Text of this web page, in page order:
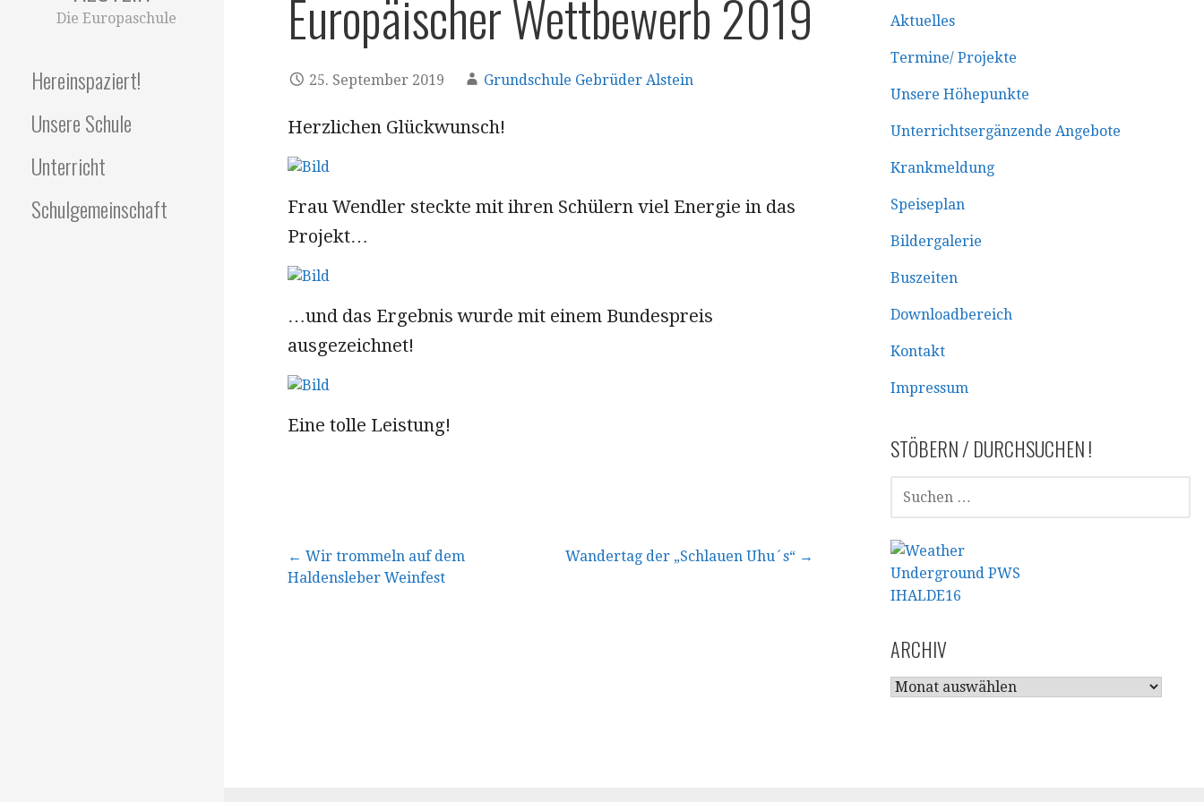
Die Europaschule
Hereinspaziert!
Unsere Schule
Unterricht
Schulgemeinschaft
Europäischer Wettbewerb 2019
25. September 2019 Grundschule Gebrüder Alstein
Herzlichen Glückwunsch!
Frau Wendler steckte mit ihren Schülern viel Energie in das
Projekt…
…und das Ergebnis wurde mit einem Bundespreis
ausgezeichnet!
Eine tolle Leistung!
Beitragsnavigation
← Wir trommeln auf dem
Haldensleber Weinfest
Wandertag der „Schlauen Uhu´s“ →
Aktuelles
Termine/ Projekte
Unsere Höhepunkte
Unterrichtsergänzende Angebote
Krankmeldung
Speiseplan
Bildergalerie
Buszeiten
Downloadbereich
Kontakt
Impressum
STÖBERN / DURCHSUCHEN !
SUCHEN
NACH:
ARCHIV
ARCHIV